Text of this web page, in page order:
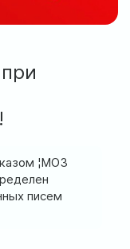
¦МОЗ
писем